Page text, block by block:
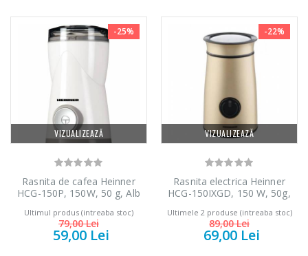
VIZUALIZEAZĂ
-25%
Rasnita de cafea Heinner
HCG-150P, 150W, 50 g, Alb
Ultimul produs (intreaba stoc)
79,00 Lei
59,00 Lei
VIZUALIZEAZĂ
-22%
Rasnita electrica Heinner
HCG-150IXGD, 150 W, 50g,
Ultimele 2 produse (intreaba stoc)
89,00 Lei
69,00 Lei
Fierbator electric
cu filtru ...
89,00 Lei
-21%
Masina de tocat
549,00 Lei
Mixer vertical
Heinner HHB-
DC1000SSBK ...
139,00 Lei
Robot de
...
199,00 Lei